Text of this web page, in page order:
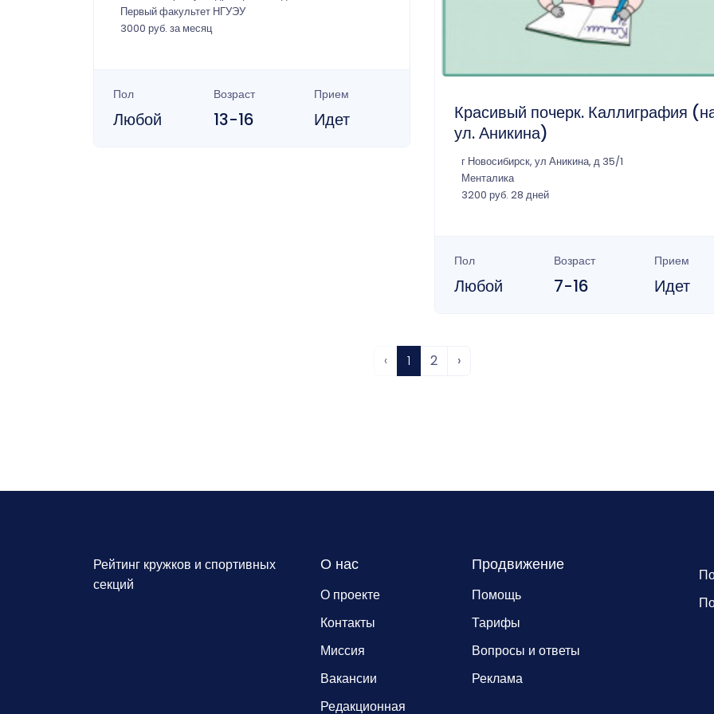
Первый факультет НГУЭУ
3000 руб. за месяц
Пол
Любой
Возраст
13-16
Прием
Идет
Красивый почерк. Каллиграфия
ул. Аникина)
г Новосибирск, ул Аникина, д 35/1
Менталика
3200 руб. 28 дней
Пол
Любой
Возраст
7-16
Прием
Идет
‹ 1 2 ›
Рейтинг кружков и спортивных
секций
О нас
О проекте
Контакты
Миссия
Вакансии
Редакционная
Продвижение
Помощь
Тарифы
Вопросы и ответы
Реклама